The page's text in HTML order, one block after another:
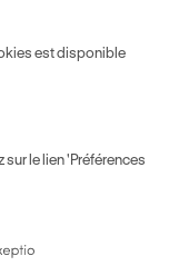
est disponible
le lien 'Préférences